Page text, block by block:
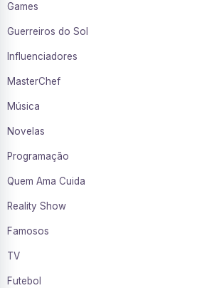
Games
Guerreiros do Sol
Influenciadores
MasterChef
Música
Novelas
Programação
Quem Ama Cuida
Reality Show
Famosos
TV
Futebol